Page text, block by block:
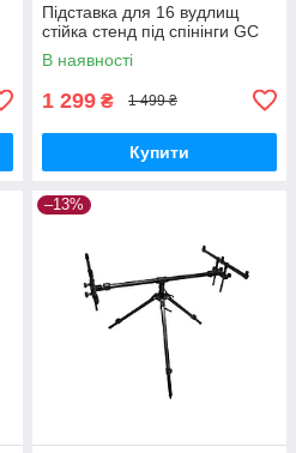
Підставка для 16 вудлищ
стійка стенд під спінінги GC
В наявності
1 299 ₴ 1 499 ₴
Купити
–13%